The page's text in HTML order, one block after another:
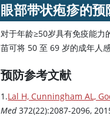
眼部带状疱疹的预
对于年龄≥50岁具有免疫能力
苗可将 50 至 69 岁的成年人
预防参考文献
1.Lal H, Cunningham AL,
Med372(22):2087-2096,